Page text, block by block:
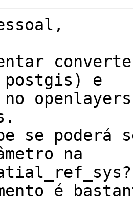
postgis) e
se
na
é